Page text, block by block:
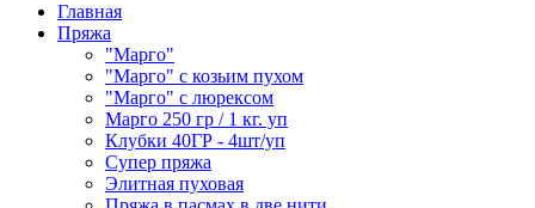
Главная
Пряжа
"Марго"
"Марго" с козьим пухом
"Марго" с люрексом
Марго 250 гр / 1 кг. уп
Клубки 40ГР - 4шт/уп
Cупер пряжа
Элитная пуховая